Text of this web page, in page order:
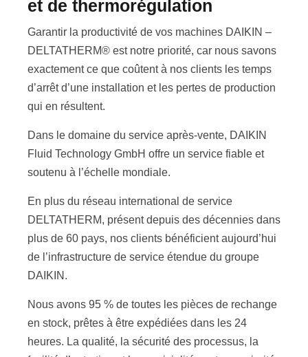
et de thermorégulation
Garantir la productivité de vos machines DAIKIN –
DELTATHERM® est notre priorité, car nous savons
exactement ce que coûtent à nos clients les temps
d’arrêt d’une installation et les pertes de production
qui en résultent.
Dans le domaine du service après-vente, DAIKIN
Fluid Technology GmbH offre un service fiable et
soutenu à l’échelle mondiale.
En plus du réseau international de service
DELTATHERM, présent depuis des décennies dans
plus de 60 pays, nos clients bénéficient aujourd’hui
de l’infrastructure de service étendue du groupe
DAIKIN.
Nous avons 95 % de toutes les pièces de rechange
en stock, prêtes à être expédiées dans les 24
heures. La qualité, la sécurité des processus, la